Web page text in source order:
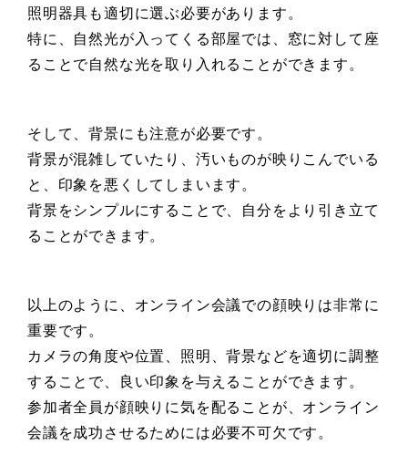
照明器具も適切に選ぶ必要があります。
特に、自然光が入ってくる部屋では、窓に対して座
ることで自然な光を取り入れることができます。
そして、背景にも注意が必要です。
背景が混雑していたり、汚いものが映りこんでいる
と、印象を悪くしてしまいます。
背景をシンプルにすることで、自分をより引き立て
ることができます。
以上のように、オンライン会議での顔映りは非常に
重要です。
カメラの角度や位置、照明、背景などを適切に調整
することで、良い印象を与えることができます。
参加者全員が顔映りに気を配ることが、オンライン
会議を成功させるためには必要不可欠です。